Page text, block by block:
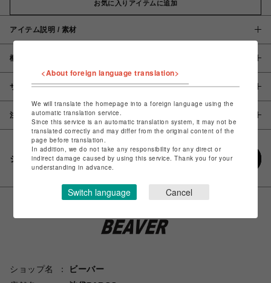
お気に入りアイテムに追加
アイテム説明 / 素材
概要
サイズ
注意事項
シェアする
ショップ名
ビーバー
<About foreign language translation>
We will translate the homepage into a foreign language using the
automatic translation service.
Since this service is an automatic translation system, it may not be
translated correctly and may differ from the original content of the
page before translation.
In addition, we do not take any responsibility for any direct or
indirect damage caused by using this service. Thank you for your
understanding in advance.
Switch language Cancel